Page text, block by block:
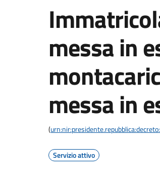
messa in
messa in
(
Servizio attivo